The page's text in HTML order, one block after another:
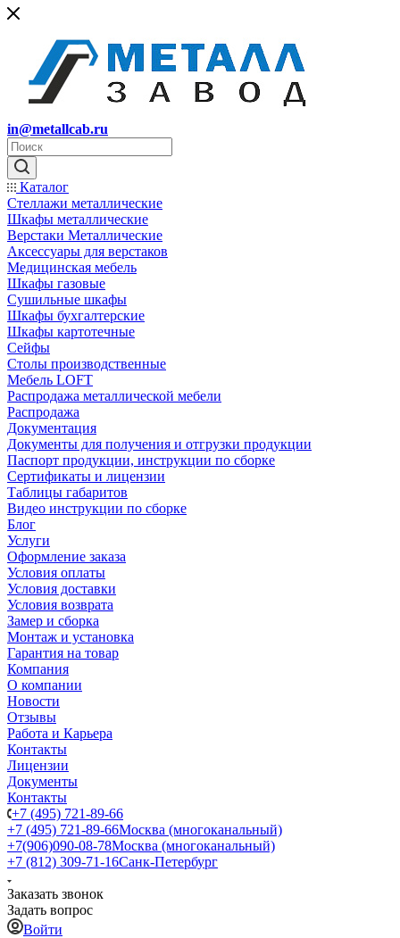
in@metallcab.ru
Каталог
Стеллажи металлические
Шкафы металлические
Верстаки Металлические
Аксессуары для верстаков
Медицинская мебель
Шкафы газовые
Сушильные шкафы
Шкафы бухгалтерские
Шкафы картотечные
Сейфы
Столы производственные
Мебель LOFT
Распродажа металлической мебели
Распродажа
Документация
Документы для получения и отгрузки продукции
Паспорт продукции, инструкции по сборке
Сертификаты и лицензии
Таблицы габаритов
Видео инструкции по сборке
Блог
Услуги
Оформление заказа
Условия оплаты
Условия доставки
Условия возврата
Замер и сборка
Монтаж и установка
Гарантия на товар
Компания
О компании
Новости
Отзывы
Работа и Карьера
Контакты
Лицензии
Документы
Контакты
+7 (495) 721-89-66
+7 (495) 721-89-66Москва (многоканальный)
+7(906)090-08-78Москва (многоканальный)
+7 (812) 309-71-16Санк-Петербург
Заказать звонок
Задать вопрос
Войти